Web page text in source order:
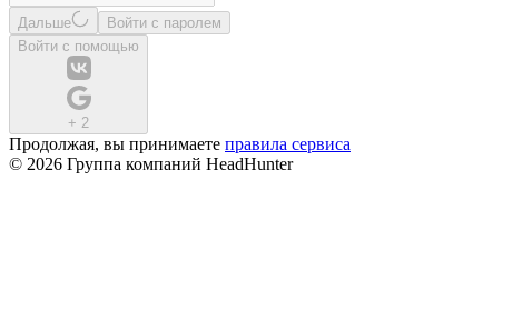
Дальше
Войти с паролем
Войти с помощью
+ 2
Продолжая, вы принимаете правила сервиса
© 2026 Группа компаний HeadHunter